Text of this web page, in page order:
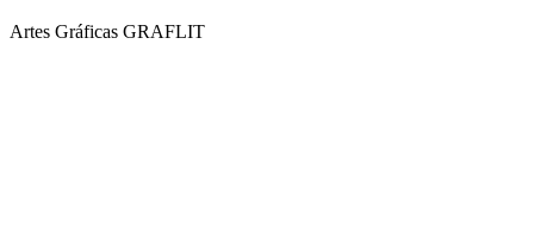
Artes Gráficas GRAFLIT